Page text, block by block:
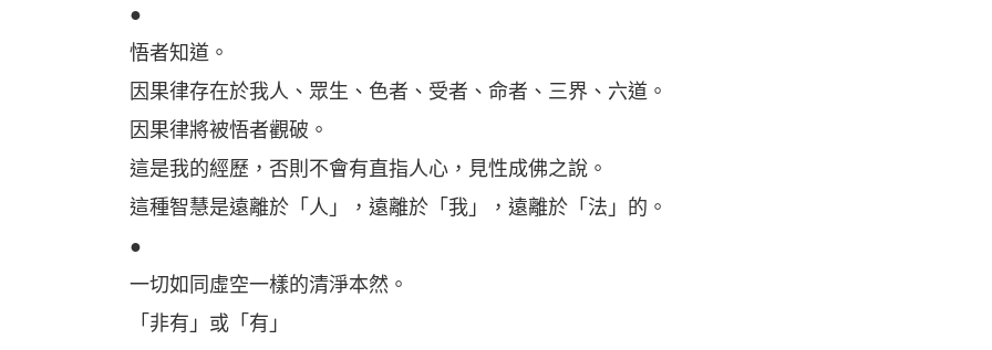
●
悟者知道。
因果律存在於我人、眾生、色者、受者、命者、三界、六道。
因果律將被悟者觀破。
這是我的經歷，否則不會有直指人心，見性成佛之說。
這種智慧是遠離於「人」，遠離於「我」，遠離於「法」的。
●
一切如同虛空一樣的清淨本然。
「非有」或「有」